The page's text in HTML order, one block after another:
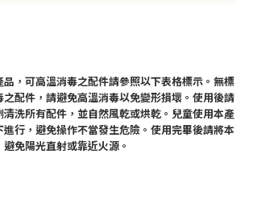
，可高溫消毒之配件請參照以下表格標示。無標
配件，請避免高溫消毒以免變形損壞。使用後請
洗所有配件，並自然風乾或烘乾。兒童使用本產
行，避免操作不當發生危險。使用完畢後請將本
免陽光直射或靠近火源。